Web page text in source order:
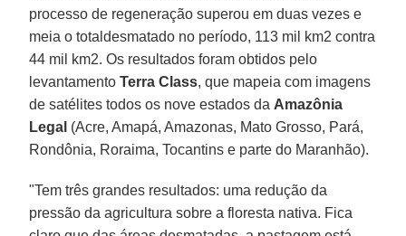
processo de regeneração superou em duas vezes e
meia o totaldesmatado no período, 113 mil km2 contra
44 mil km2. Os resultados foram obtidos pelo
levantamentoTerra Class, que mapeia com imagens
de satélites todos os nove estados da Amazônia
Legal (Acre, Amapá, Amazonas, Mato Grosso, Pará,
Rondônia, Roraima, Tocantins e parte do Maranhão).
"Tem três grandes resultados: uma redução da
pressão da agricultura sobre a floresta nativa. Fica